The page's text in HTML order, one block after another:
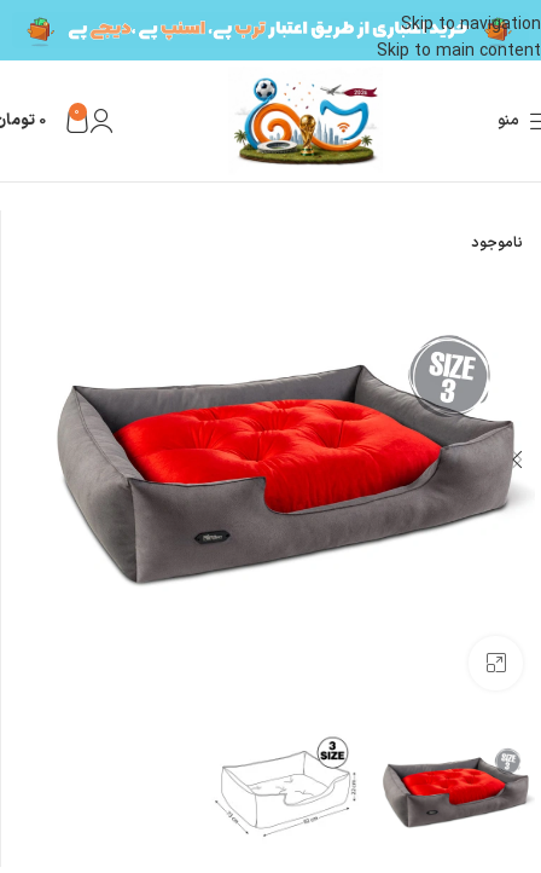
Skip to navigation
Skip to main content
منو 0
0
لوازم نگهداری گربه
ناموجود